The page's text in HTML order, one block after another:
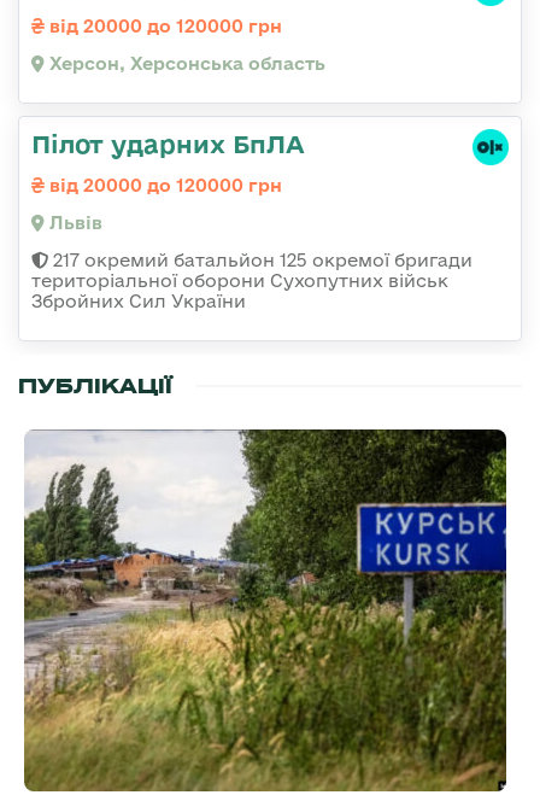
від 20000 до 120000 грн
Херсон, Херсонська область
Пілот ударних БпЛА
від 20000 до 120000 грн
Львів
217 окремий батальйон 125 окремої бригади
територіальної оборони Сухопутних військ
Збройних Сил України
ПУБЛІКАЦІЇ